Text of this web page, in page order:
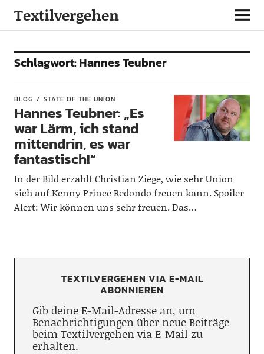
Textilvergehen
Schlagwort:Hannes Teubner
BLOG STATE OF THE UNION
Hannes Teubner: „Es
war Lärm, ich stand
mittendrin, es war
fantastisch!“
In der Bild erzählt Christian Ziege, wie sehr Union
sich auf Kenny Prince Redondo freuen kann. Spoiler
Alert: Wir können uns sehr freuen. Das…
TEXTILVERGEHEN VIA E-MAIL
ABONNIEREN
Gib deine E-Mail-Adresse an, um
Benachrichtigungen über neue Beiträge
beim Textilvergehen via E-Mail zu
erhalten.